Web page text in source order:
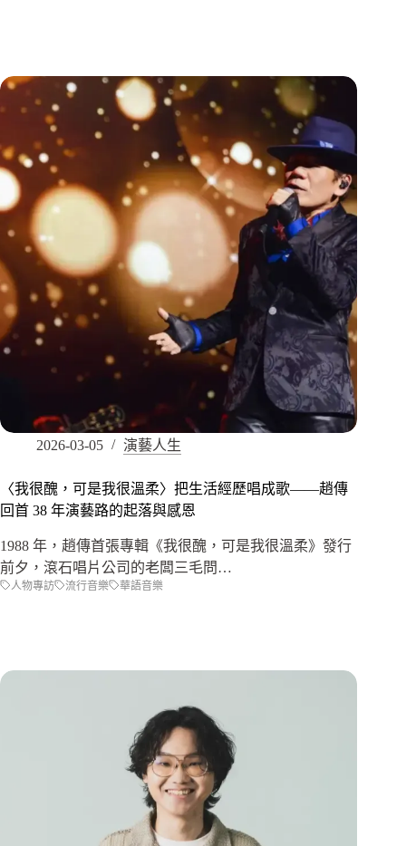
2026-03-05 演藝人生
〈我很醜，可是我很溫柔〉把生活經歷唱成歌——趙傳
回首 38 年演藝路的起落與感恩
1988 年，趙傳首張專輯《我很醜，可是我很溫柔》發行
前夕，滾石唱片公司的老闆三毛問…
人物專訪 流行音樂 華語音樂